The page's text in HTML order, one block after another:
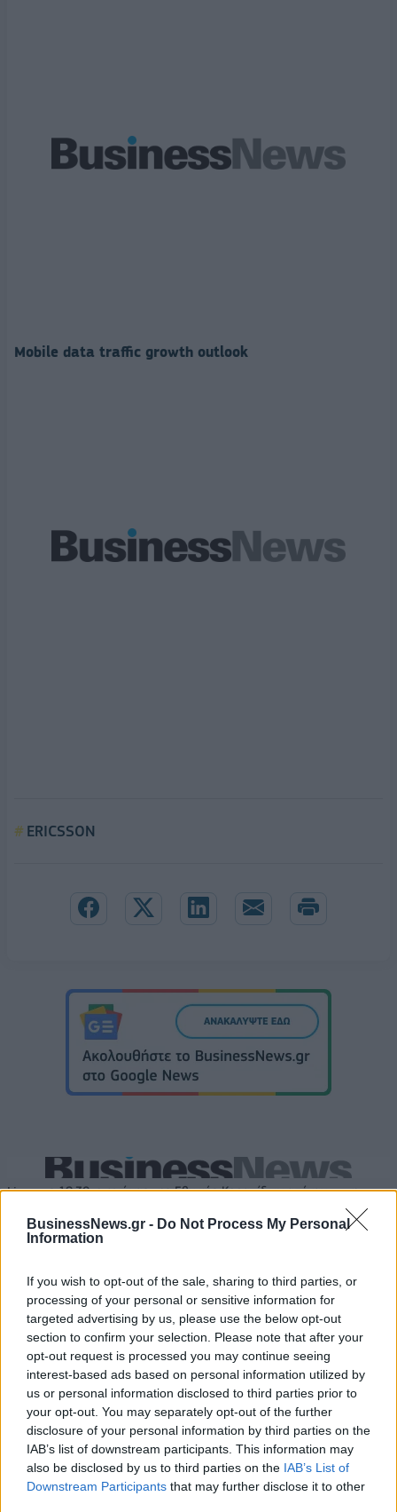
BusinessNews.gr - Do Not Process My Personal
Information
If you wish to opt-out of the sale, sharing to third parties, or
processing of your personal or sensitive information for
targeted advertising by us, please use the below opt-out
section to confirm your selection. Please note that after your
opt-out request is processed you may continue seeing
interest-based ads based on personal information utilized by
us or personal information disclosed to third parties prior to
your opt-out. You may separately opt-out of the further
disclosure of your personal information by third parties on the
IAB’s list of downstream participants. This information may
also be disclosed by us to third parties on the IAB’s List of
Downstream Participants that may further disclose it to other
Mobile data traffic growth outlook
ERICSSON
Live στις 19:30, ο αγώνας της Εθνικής Κορασίδων απέναντι στη
Μασλαρινός: «Ήταν δύσκολο
μετά τον αποκλεισμό, αλλά
βγάλαμε αντίδραση»
Όμιλος ΔΕΗ: Νέα συμφωνία για
χαρτοφυλάκιο έργων ΑΠΕ άνω
των 2 GW σε Πολωνία και
Ουγγαρία
Fourlis: Συμφωνία για την πώληση συμμετοχής στο Sofia South Ring
Mall έναντι 49,35 εκατ. ευρώ
ΣΚΑΪ: Ολοκληρώθηκε η θητεία